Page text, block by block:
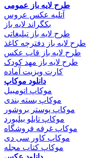
طرح لایه باز عمومی
آتلیه عکس عروس
بکگراند لایه باز
طرح لایه باز تبلیغاتی
طرح لایه باز دفترچه کاغذ
طرح لایه باز قاب عکس
طرح لایه باز مهد کودک
کارت ویزیت آماده
دانلود موکاپ
موکاپ اتومبیل
موکاپ بسته بندی
موکاپ پوستر بروشور
موکاپ تابلو بیلبورد
موکاپ غرفه فروشگاه
موکاپ کاور سی دی
موکاپ کتاب مجله